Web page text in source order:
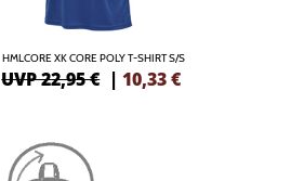
HMLCORE XK CORE POLY T-SHIRT S/S
UVP 22,95 € |10,33€